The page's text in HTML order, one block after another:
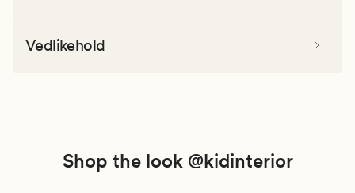
Vedlikehold
Shop the look @kidinterior